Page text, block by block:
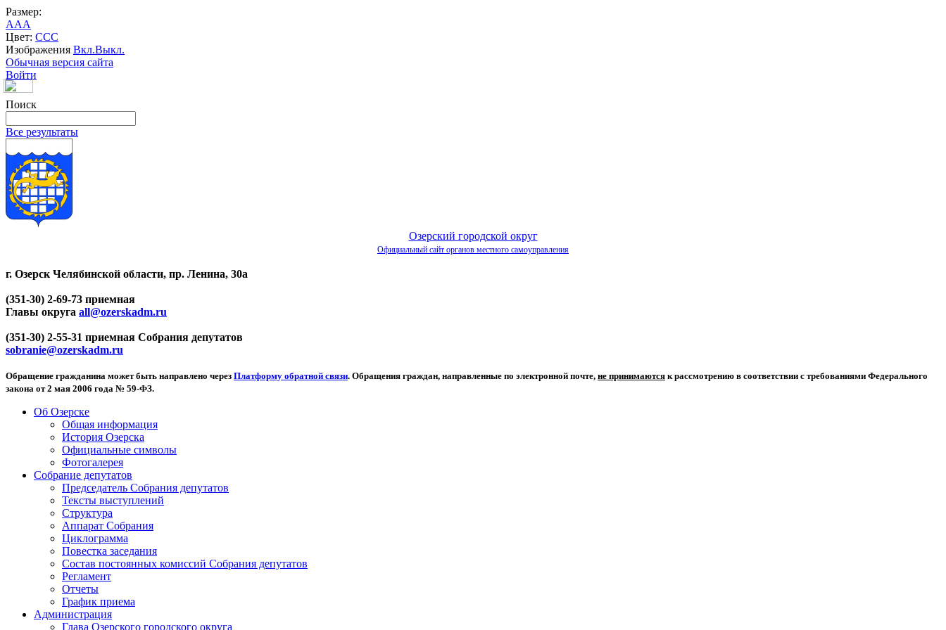
Размер:
AAA
Цвет: CCC
Изображения Вкл.Выкл.
Обычная версия сайта
Войти
Поиск
Все результаты
Озерский городской округ
Официальный сайт органов местного самоуправления
г. Озерск Челябинской области, пр. Ленина, 30а
(351-30) 2-69-73 приемная
Главы округа all@ozerskadm.ru
(351-30) 2-55-31 приемная Собрания депутатов
sobranie@ozerskadm.ru
Обращение гражданина может быть направлено через Платформу обратной связи. Обращения граждан, направленные по электронной почте, не принимаются к рассмотрению в соответствии с требованиями Федерального
закона от 2 мая 2006 года № 59-ФЗ.
Об Озерске
Общая информация
История Озерска
Официальные символы
Фотогалерея
Собрание депутатов
Председатель Собрания депутатов
Тексты выступлений
Структура
Аппарат Собрания
Циклограмма
Повестка заседания
Состав постоянных комиссий Собрания депутатов
Регламент
Отчеты
График приема
Администрация
Глава Озерского городского округа